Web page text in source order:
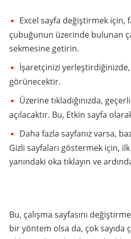
Excel sayfa değiştirmek için,
çubuğunun üzerinde bulunan
sekmesine getirin.
İşaretçinizi
görünecektir.
Üzerine tıkladığınızda,
açılacaktır. Bu, Etkin sayfa
Daha fazla sayfanız varsa,
Gizli sayfaları göstermek için,
yanındaki oka tıklayın ve
Bu, çalışma sayfasını
bir yöntem olsa da, çok sayıda